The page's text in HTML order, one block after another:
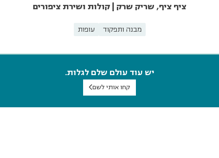
ציף ציף, שריק שרק | קולות ושירת ציפורים
מבנה ותפקוד עופות
יש עוד עולם שלם לגלות.
קחו אותי לשם